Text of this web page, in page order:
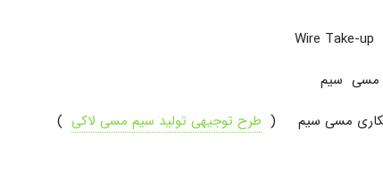
طرح توجیهی تولید سیم مسی لاکی )